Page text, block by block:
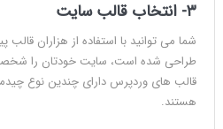
۳- انتخاب قالب سایت
شما می توانید با استفاده از هزاران
طراحی شده است، سایت خودتان را
قالب های وردپرس دارای چندین نوع
هستند.